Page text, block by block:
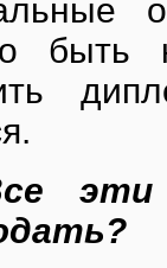
быть
эти